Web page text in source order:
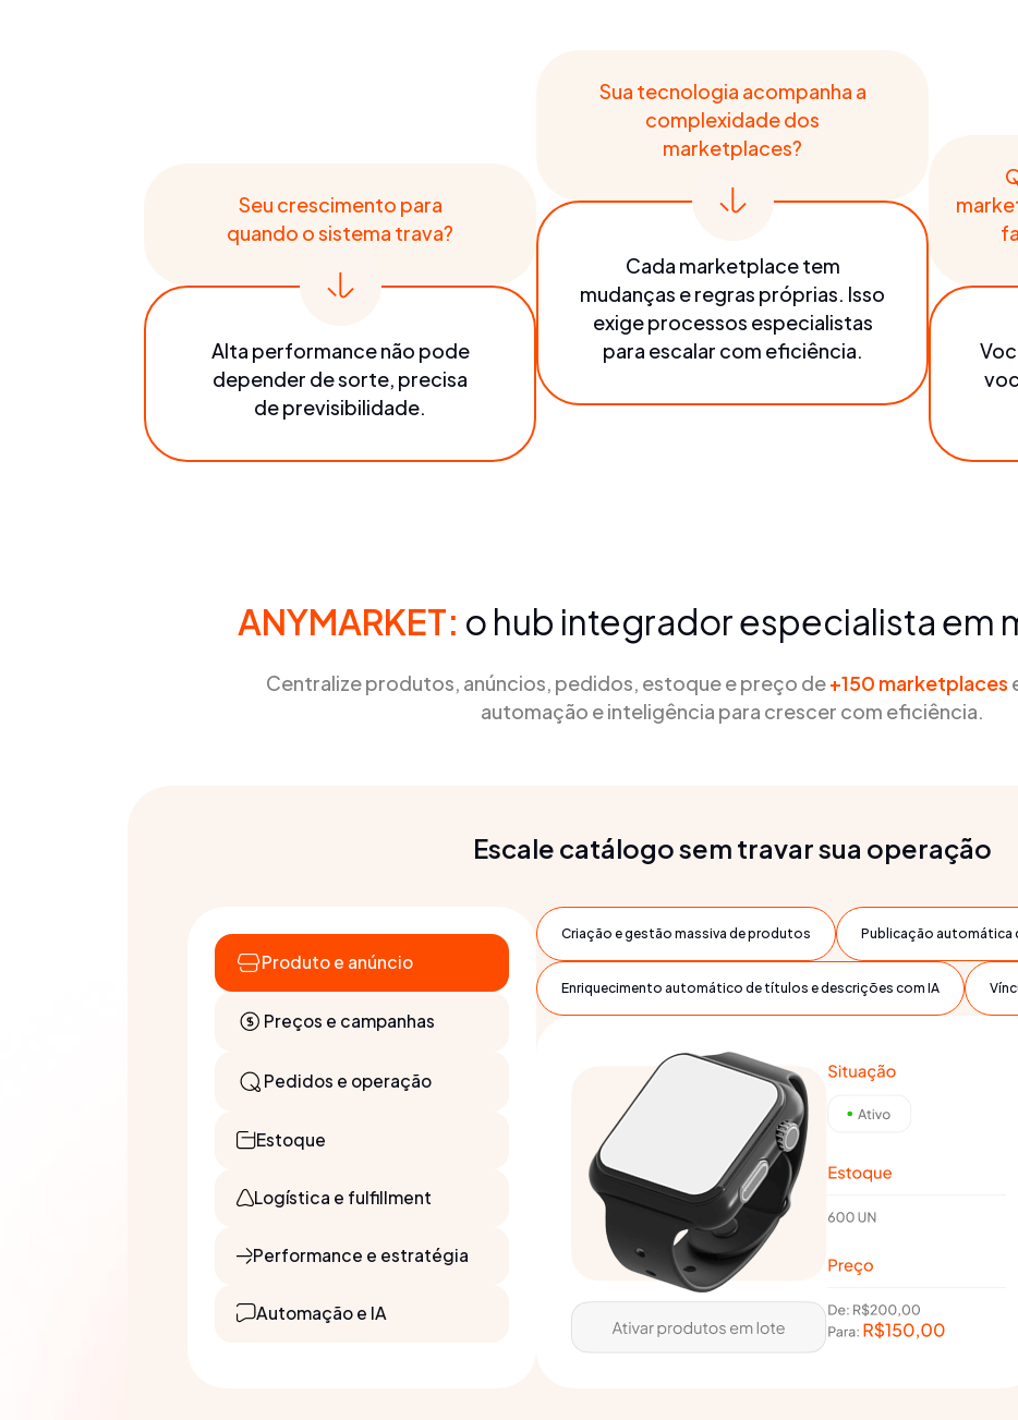
Seu crescimento para
quando o sistema trava?
Alta performance não pode
depender de sorte, precisa
de previsibilidade.
Sua tecnologia acompanha a
complexidade dos
marketplaces?
Cada marketplace tem
mudanças e regras próprias. Isso
exige processos especialistas
para escalar com eficiência.
ANYMARKET: o hub integrador especialista em
Centralize produtos, anúncios, pedidos, estoque e preço de+150 marketplaces
automação e inteligência para crescer com eficiência.
Escale catálogo sem travar sua operação
Produto e anúncio
Preços e campanhas
Pedidos e operação
Estoque
Logística e fulfillment
Performance e estratégia
Automação e IA
Criação e gestão massiva de produtos Publicação automática
Enriquecimento automático de títulos e descrições com IA